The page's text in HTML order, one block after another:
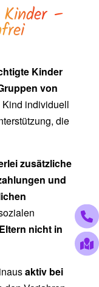
–
Kinder
von
individuell
die
zusätzliche
und
nicht in
aktiv bei